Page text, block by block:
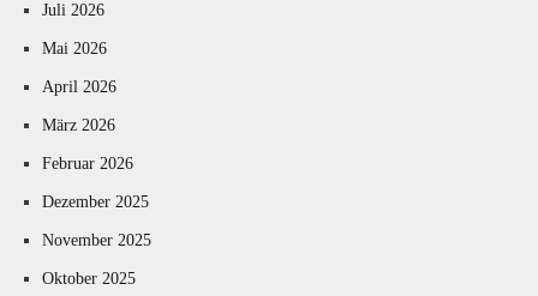
Juli 2026
Mai 2026
April 2026
März 2026
Februar 2026
Dezember 2025
November 2025
Oktober 2025